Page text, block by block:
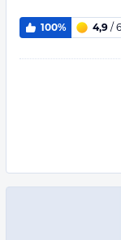
100% 4,9 / 6